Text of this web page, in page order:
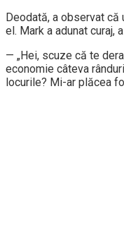
Deodată, a observat că
el. Mark a adunat curaj,
— „Hei, scuze că te
economie câteva
locurile? Mi-ar plăcea